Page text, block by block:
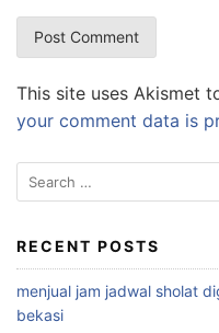
This site uses Akismet
your comment data is
Search
for:
RECENT POSTS
menjual jam jadwal sholat
bekasi